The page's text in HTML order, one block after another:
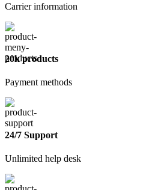
Carrier information
20k products
Payment methods
24/7 Support
Unlimited help desk